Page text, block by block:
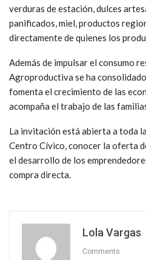
verduras de estación, dulces
panificados, miel, productos
directamente de quienes los
Además de impulsar el consumo
Agroproductiva se ha
fomenta el crecimiento de las
acompaña el trabajo de las
La invitación está abierta a toda
Centro Cívico, conocer la oferta
el desarrollo de los
compra directa.
Lola Vargas
Comments